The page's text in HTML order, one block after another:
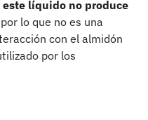
este líquido no produce
por lo que no es una
con el almidón
por los